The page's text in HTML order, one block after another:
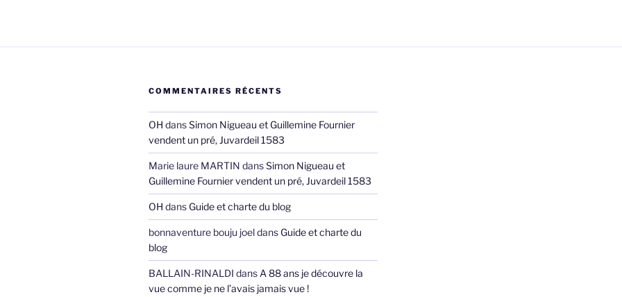
COMMENTAIRES RÉCENTS
OH dansSimon Nigueau et Guillemine Fournier
vendent un pré, Juvardeil 1583
Marie laure MARTIN dansSimon Nigueau et
Guillemine Fournier vendent un pré, Juvardeil 1583
OH dans Guide et charte du blog
bonnaventure bouju joeldans Guide et charte du
blog
BALLAIN-RINALDI dans A 88 ans je découvre la
vue comme je ne l’avais jamais vue !